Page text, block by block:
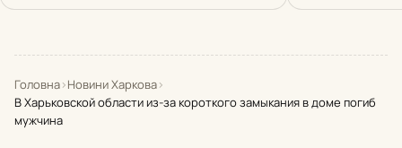
Головна›Новини Харкова›
В Харьковской области из-за короткого замыкания в доме погиб
мужчина